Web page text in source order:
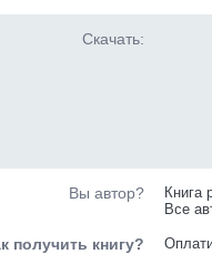
Скачать:
Вы автор?
Книга
Все
получить книгу?